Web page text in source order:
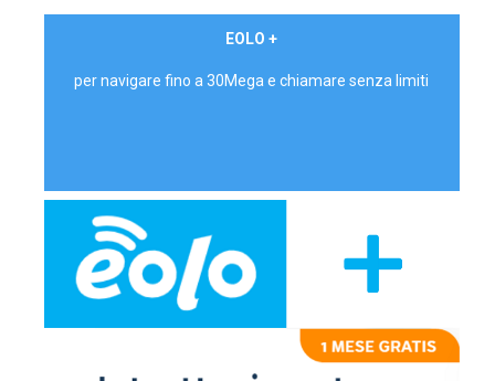
EOLO +
per navigare fino a 30Mega e chiamare senza limiti